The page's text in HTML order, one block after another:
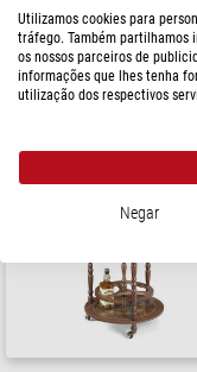
Utilizamos cookies para
tráfego. Também partilhamos
os nossos parceiros de
informações que lhes tenha
utilização dos respectivos
Negar